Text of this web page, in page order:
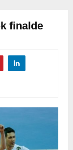
finalde